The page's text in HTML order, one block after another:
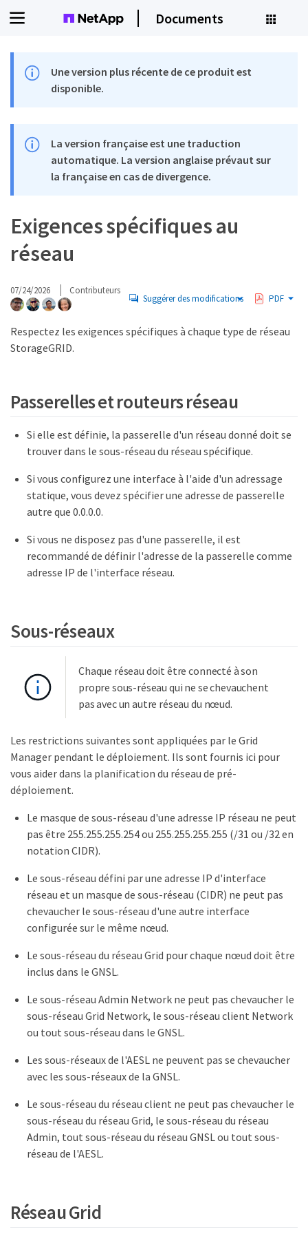
Documents
Une version plus récente de ce produit est
disponible.
La version française est une traduction
automatique. La version anglaise prévaut sur
la française en cas de divergence.
Exigences spécifiques au
réseau
07/24/2026 Contributeurs
Suggérer des modifications PDF
Respectez les exigences spécifiques à chaque type de réseau
StorageGRID.
Passerelles et routeurs réseau
Si elle est définie, la passerelle d'un réseau donné doit se
trouver dans le sous-réseau du réseau spécifique.
Si vous configurez une interface à l'aide d'un adressage
statique, vous devez spécifier une adresse de passerelle
autre que 0.0.0.0.
Si vous ne disposez pas d'une passerelle, il est
recommandé de définir l'adresse de la passerelle comme
adresse IP de l'interface réseau.
Sous-réseaux
Chaque réseau doit être connecté à son
propre sous-réseau qui ne se chevauchent
pas avec un autre réseau du nœud.
Les restrictions suivantes sont appliquées par le Grid
Manager pendant le déploiement. Ils sont fournis ici pour
vous aider dans la planification du réseau de pré-
déploiement.
Le masque de sous-réseau d'une adresse IP réseau ne peut
pas être 255.255.255.254 ou 255.255.255.255 (/31 ou /32 en
notation CIDR).
Le sous-réseau défini par une adresse IP d'interface
réseau et un masque de sous-réseau (CIDR) ne peut pas
chevaucher le sous-réseau d'une autre interface
configurée sur le même nœud.
Le sous-réseau du réseau Grid pour chaque nœud doit être
inclus dans le GNSL.
Le sous-réseau Admin Network ne peut pas chevaucher le
sous-réseau Grid Network, le sous-réseau client Network
ou tout sous-réseau dans le GNSL.
Les sous-réseaux de l'AESL ne peuvent pas se chevaucher
avec les sous-réseaux de la GNSL.
Le sous-réseau du réseau client ne peut pas chevaucher le
sous-réseau du réseau Grid, le sous-réseau du réseau
Admin, tout sous-réseau du réseau GNSL ou tout sous-
réseau de l'AESL.
Réseau Grid